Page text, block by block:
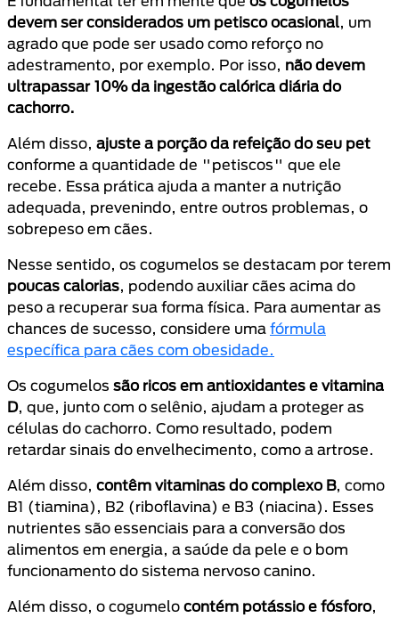
devem ser considerados um petisco ocasional, um
agrado que pode ser usado como reforço no
adestramento, por exemplo. Por isso, não devem
ultrapassar 10% da ingestão calórica diária do
cachorro.
Além disso, ajuste a porção da refeição do seu pet
conforme a quantidade de "petiscos" que ele
recebe. Essa prática ajuda a manter a nutrição
adequada, prevenindo, entre outros problemas, o
sobrepeso em cães.
Nesse sentido, os cogumelos se destacam por terem
poucas calorias, podendo auxiliar cães acima do
peso a recuperar sua forma física. Para aumentar as
chances de sucesso, considere uma fórmula
específica para cães com obesidade.
Os cogumelos são ricos em antioxidantes e vitamina
D, que, junto com o selênio, ajudam a proteger as
células do cachorro. Como resultado, podem
retardar sinais do envelhecimento, como a artrose.
Além disso, contêm vitaminas do complexo B, como
B1 (tiamina), B2 (riboflavina) e B3 (niacina). Esses
nutrientes são essenciais para a conversão dos
alimentos em energia, a saúde da pele e o bom
funcionamento do sistema nervoso canino.
Além disso, o cogumelo contém potássio e fósforo,